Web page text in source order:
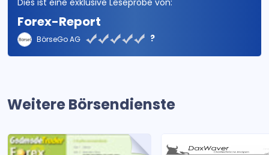
Dies ist eine exklusive Leseprobe von:
Forex-Report
BörseGo AG ?
Weitere Börsendienste